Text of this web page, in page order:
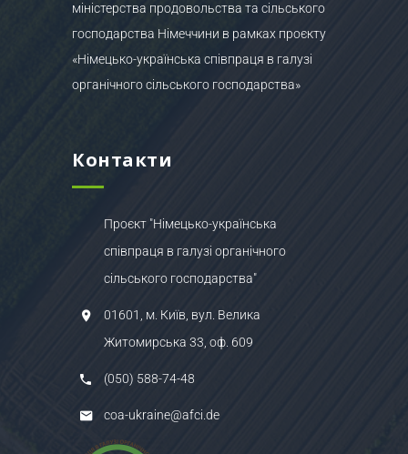
міністерства продовольства та сільського
господарства Німеччини в рамках проєкту
«Німецько-українська співпраця в галузі
органічного сільського господарства»
Контакти
Проєкт "Німецько-українська
співпраця в галузі органічного
сільського господарства"
01601, м. Київ, вул. Велика
Житомирська 33, оф. 609
(050) 588-74-48
coa-ukraine@afci.de